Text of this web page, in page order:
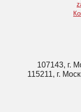
107143, г.
115211, г.